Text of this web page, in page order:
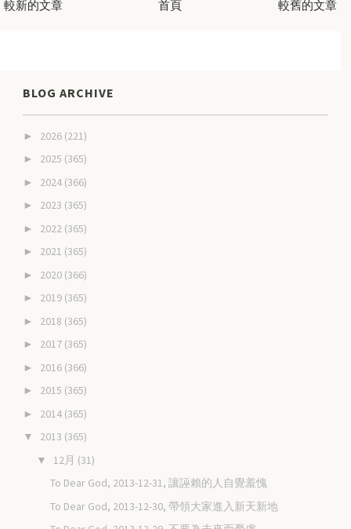
較新的文章 較舊的文章
首頁
BLOG ARCHIVE
► 2026 (221)
► 2025 (365)
► 2024 (366)
► 2023 (365)
► 2022 (365)
► 2021 (365)
► 2020 (366)
► 2019 (365)
► 2018 (365)
► 2017 (365)
► 2016 (366)
► 2015 (365)
► 2014 (365)
▼ 2013 (365)
▼ 12月 (31)
To Dear God, 2013-12-31, 讓誣賴的人自覺羞愧
To Dear God, 2013-12-30, 帶領大家進入新天新地